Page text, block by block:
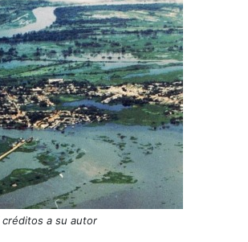
créditos a su autor